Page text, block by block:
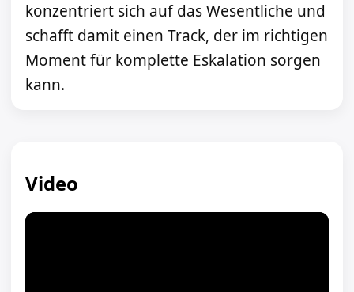
konzentriert sich auf das Wesentliche und
schafft damit einen Track, der im richtigen
Moment für komplette Eskalation sorgen
kann.
Video